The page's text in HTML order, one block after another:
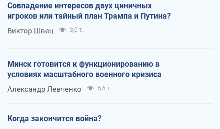
Совпадение интересов двух циничных
игроков или тайный план Трампа и Путина?
Виктор Швец 3,0 т.
Минск готовится к функционированию в
условиях масштабного военного кризиса
Александр Левченко 5,6 т.
Когда закончится война?